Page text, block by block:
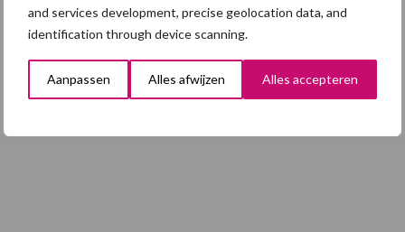
and services development, precise geolocation data, and
identification through device scanning.
Aanpassen Alles afwijzen Alles accepteren